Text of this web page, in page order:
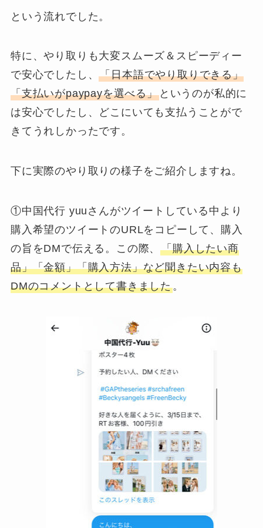
という流れでした。
特に、やり取りも大変スムーズ＆スピーディー
で安心でしたし、「日本語でやり取りできる」
「支払いがpaypayを選べる」というのが私的に
は安心でしたし、どこにいても支払うことがで
きてうれしかったです。
下に実際のやり取りの様子をご紹介しますね。
①中国代行 yuuさんがツイートしている中より
購入希望のツイートのURLをコピーして、購入
の旨をDMで伝える。この際、「購入したい商
品」「金額」「購入方法」など聞きたい内容も
DMのコメントとして書きました。